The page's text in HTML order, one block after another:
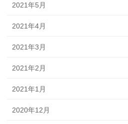
2021年5月
2021年4月
2021年3月
2021年2月
2021年1月
2020年12月